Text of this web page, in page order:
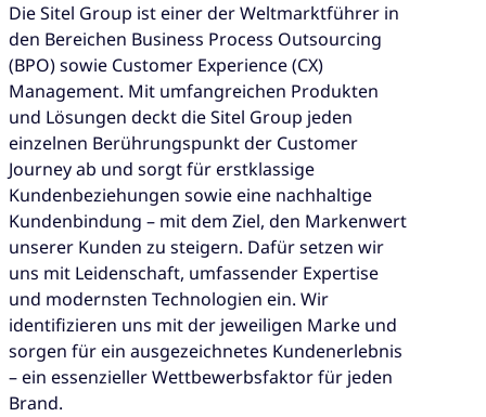
Die Sitel Group ist einer der Weltmarktführer in
den Bereichen Business Process Outsourcing
(BPO) sowie Customer Experience (CX)
Management. Mit umfangreichen Produkten
und Lösungen deckt die Sitel Group jeden
einzelnen Berührungspunkt der Customer
Journey ab und sorgt für erstklassige
Kundenbeziehungen sowie eine nachhaltige
Kundenbindung – mit dem Ziel, den Markenwert
unserer Kunden zu steigern. Dafür setzen wir
uns mit Leidenschaft, umfassender Expertise
und modernsten Technologien ein. Wir
identifizieren uns mit der jeweiligen Marke und
sorgen für ein ausgezeichnetes Kundenerlebnis
– ein essenzieller Wettbewerbsfaktor für jeden
Brand.